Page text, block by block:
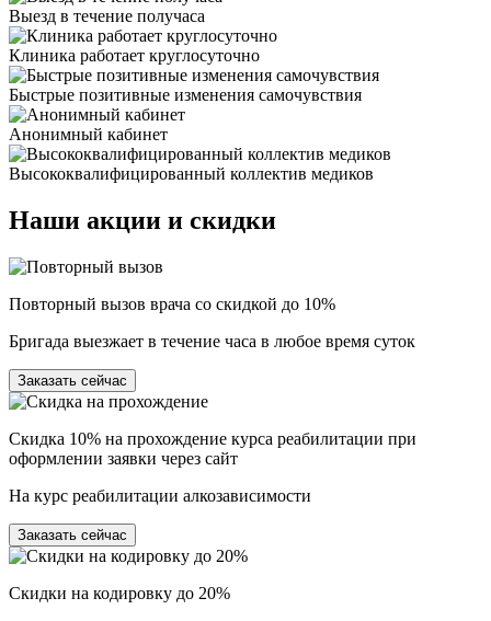
Выезд в течение получаса
Клиника работает круглосуточно
Быстрые позитивные изменения самочувствия
Анонимный кабинет
Высококвалифицированный коллектив медиков
Наши акции и скидки
Повторный вызов врача со скидкой до 10%
Бригада выезжает в течение часа в любое время суток
Заказать сейчас
Скидка 10% на прохождение курса реабилитации при
оформлении заявки через сайт
На курс реабилитации алкозависимости
Заказать сейчас
Скидки на кодировку до 20%